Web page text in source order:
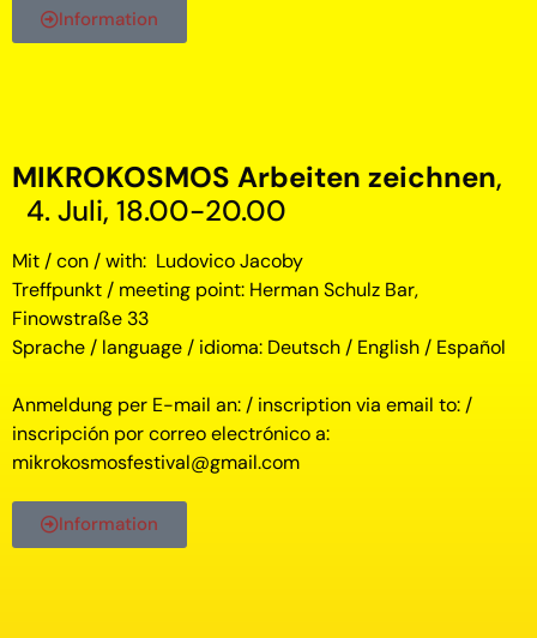
Information
MIKROKOSMOS Arbeiten zeichnen,
4. Juli, 18.00-20.00
Mit / con / with: Ludovico Jacoby
Treffpunkt / meeting point: Herman Schulz Bar,
Finowstraße 33
Sprache / language / idioma: Deutsch / English / Español
Anmeldung per E-mail an: / inscription via email to: /
inscripción por correo electrónico a:
mikrokosmosfestival@gmail.com
Information